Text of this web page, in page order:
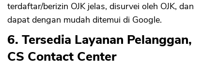
terdaftar/berizin OJK jelas, disurvei oleh OJK, dan
dapat dengan mudah ditemui di Google.
6. Tersedia Layanan Pelanggan,
CS Contact Center